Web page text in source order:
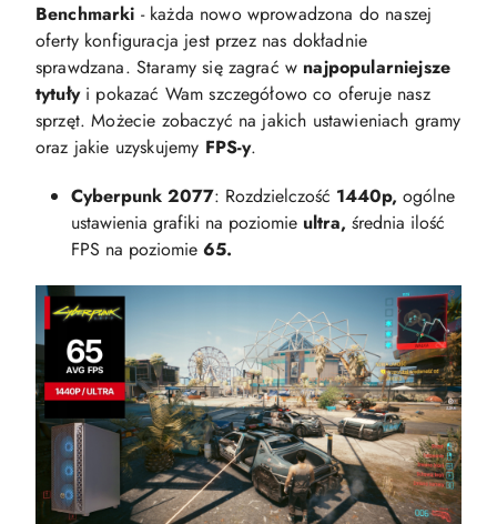
Benchmarki - każda nowo wprowadzona do naszej
oferty konfiguracja jest przez nas dokładnie
sprawdzana. Staramy się zagrać w najpopularniejsze
tytułyi pokazać Wam szczegółowo co oferuje nasz
sprzęt. Możecie zobaczyć na jakich ustawieniach gramy
oraz jakie uzyskujemy FPS-y.
Cyberpunk 2077: Rozdzielczość 1440p, ogólne
ustawienia grafiki na poziomie ultra, średnia ilość
FPS na poziomie 65.